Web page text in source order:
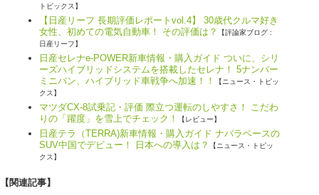
トピックス】
【日産リーフ 長期評価レポートvol.4】 30歳代クルマ好き
女性、初めての電気自動車！ その評価は？
【評論家ブログ :
日産リーフ】
日産セレナe-POWER新車情報・購入ガイド ついに、シリ
ーズハイブリッドシステムを搭載したセレナ！ 5ナンバー
ミニバン、ハイブリッド車戦争へ加速！！
【ニュース・トピッ
クス】
マツダCX-8試乗記・評価 際立つ運転のしやすさ！ こだわ
りの「躍度」を雪上でチェック！
【レビュー】
日産テラ（TERRA)新車情報・購入ガイド ナバラベースの
SUV中国でデビュー！ 日本への導入は？
【ニュース・トピッ
クス】
【関連記事】